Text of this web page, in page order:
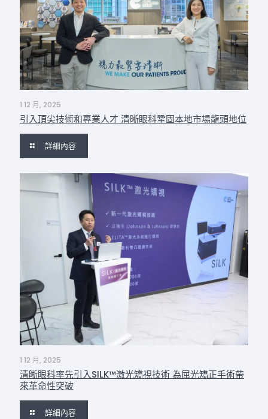
1 12 月, 2025
引入頂尖技術和專業人才 清晰眼科鞏固本地市場龍頭地位
詳細內容
1 12 月, 2025
清晰眼科率先引入SILK™激光矯視技術 為屈光矯正手術帶
來革命性突破
詳細內容